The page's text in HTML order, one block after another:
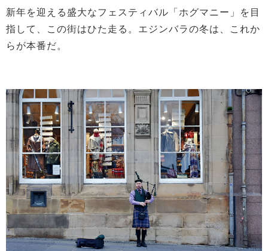
新年を迎える盛大なフェスティバル「ホグマニー」を目
指して、この街はひた走る。エジンバラの冬は、これか
らが本番だ。